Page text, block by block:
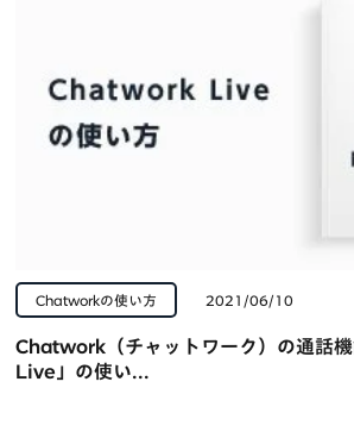
Chatworkの使い方 2021/06/10
Chatwork（チャットワーク）の通話
Live」の使い...